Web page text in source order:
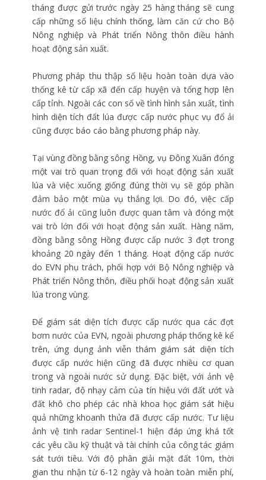
tháng được gửi trước ngày 25 hàng tháng sẽ cung
cấp những số liệu chính thống, làm căn cứ cho Bộ
Nông nghiệp và Phát triển Nông thôn điều hành
hoạt động sản xuất.
Phương pháp thu thập số liệu hoàn toàn dựa vào
thống kê từ cấp xã đến cấp huyện và tổng hợp lên
cấp tỉnh. Ngoài các con số về tình hình sản xuất, tình
hình diện tích đất lúa được cấp nước phục vụ đổ ải
cũng được báo cáo bằng phương pháp này.
Tại vùng đồng bằng sông Hồng, vụ Đông Xuân đóng
một vai trò quan trọng đối với hoạt động sản xuất
lúa và việc xuống giống đúng thời vụ sẽ góp phần
đảm bảo một mùa vụ thắng lợi. Do đó, việc cấp
nước đổ ải cũng luôn được quan tâm và đóng một
vai trò lớn đối với hoạt động sản xuất. Hàng năm,
đồng bằng sông Hồng được cấp nước 3 đợt trong
khoảng 20 ngày đến 1 tháng. Hoạt động cấp nước
do EVN phụ trách, phối hợp với Bộ Nông nghiệp và
Phát triển Nông thôn, điều phối hoạt động sản xuất
lúa trong vùng.
Để giám sát diện tích được cấp nước qua các đợt
bơm nước của EVN, ngoài phương pháp thống kê kể
trên, ứng dụng ảnh viễn thám giám sát diện tích
được cấp nước hiện cũng đã được nhiều cơ quan
trong và ngoài nước sử dụng. Đặc biệt, với ảnh vệ
tinh radar, độ nhạy cảm của tín hiệu với đất ướt và
đất khô cho phép các nhà khoa học giám sát hiệu
quả những khoanh thửa đã được cấp nước. Tư liệu
ảnh vệ tinh radar Sentinel-1 hiện đáp ứng khá tốt
các yêu cầu kỹ thuật và tài chính của công tác giám
sát tưới tiêu. Với độ phân giải mặt đất 10m, thời
gian thu nhận từ 6-12 ngày và hoàn toàn miễn phí,